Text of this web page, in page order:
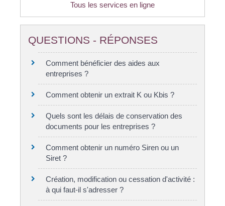
Tous les services en ligne
QUESTIONS - RÉPONSES
Comment bénéficier des aides aux
entreprises ?
Comment obtenir un extrait K ou Kbis ?
Quels sont les délais de conservation des
documents pour les entreprises ?
Comment obtenir un numéro Siren ou un
Siret ?
Création, modification ou cessation d'activité :
à qui faut-il s'adresser ?